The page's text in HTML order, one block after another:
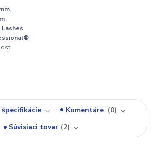
Komentáre
0
Súvisiaci tovar 2